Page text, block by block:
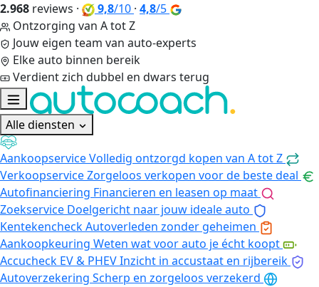
2.968 reviews · 9,8/10 · 4,8/5
Ontzorging van A tot Z
Jouw eigen team van auto-experts
Elke auto binnen bereik
Verdient zich dubbel en dwars terug
Alle diensten
AankoopserviceVolledig ontzorgd kopen van A tot Z
VerkoopserviceZorgeloos verkopen voor de beste deal
Autofinanciering Financieren en leasen op maat
Zoekservice Doelgericht naar jouw ideale auto
KentekencheckAutoverleden zonder geheimen
Aankoopkeuring Weten wat voor auto je écht koopt
Accucheck EV & PHEVInzicht in accustaat en rijbereik
Autoverzekering Scherp en zorgeloos verzekerd